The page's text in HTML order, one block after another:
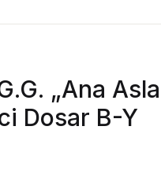
„Ana
Dosar B-Y